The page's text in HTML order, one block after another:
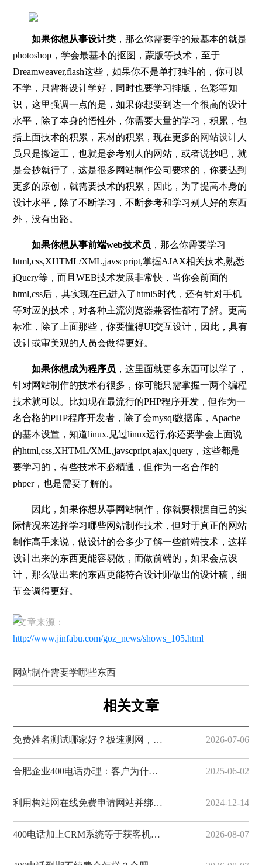
如果你想从事设计类 ，那么你需要学的最基本的就是
photoshop，学会最基本的抠图，蒙版等技术，至于
Dreamweaver,flash这些，如果你不是单打独斗的，你可以
不学，只需将设计学好，同时也要学习排版，色彩等知
识，这里强调一点的是，如果你想要到达一个很高的设计
水平，除了本身的悟性外，你需要大量的学习，积累，包
括上面技术的积累，素材的积累，现在更多的网站设计人
员只是搬运工，也就是参考别人的网站，或者说抄吧，就
是会抄就行了，这是很多网站制作公司要求的，你要达到
更多的原创，就需要技术的积累，因此，为了提高本身的
设计水平，除了不断学习，不断参考和学习别人好的东西
外，没有出路。
如果你想从事前端web技术员 ，那么你需要学习
html,css,XHTML/XML,javscpript,掌握AJAX相关技术,熟悉
jQuery等，而且WEB技术发展非常快，当你会前面的
html,css后，其实现在已进入了html5时代，还有针对手机
等对应的技术，对各种主流浏览器兼容性都有了解。更高
标准，除了上面那些，你要懂得UI交互设计，因此，具有
设计或审美观的人员会做得更好。
如果你想成为程序员 ，这里面就更多东西可以学了，
针对网站制作的技术有很多，你可能只需掌握一两个编程
技术就可以。比如现在最流行的PHP程序开发，但作为一
名合格的PHP程序开发者，除了会mysql数据库，Apache
的基本设置，知道linux.见过linux运行,你还要学会上面说
的html,css,XHTML/XML,javscpript,ajax,jquery，这些都是
要学习的，有些技术不必精通，但作为一名合作的
phper，也是需要了解的。
因此，如果你想从事网站制作，你就要根据自已的实
际情况来选择学习哪些网站制作技术，但对于真正的网站
制作高手来说，做设计的会多少了解一些前端技术，这样
设计出来的东西更能容易做，而做前端的，如果会点设
计，那么做出来的东西更能符合设计师做出的设计稿，细
节会调得更好。
▸文章来源：
http://www.jinfabu.com/goz_news/shows_105.html
网站制作需要学哪些东西
相关文章
免费姓名测试哪家好？极速测网，一键解锁姓名隐藏寓意 2026-07-06
合肥企业400电话办理：客户为什么更愿意拨打400电话 2025-06-02
利用构站网在线免费申请网站并绑定域名 2024-12-14
400电话加上CRM系统等于获客机器！合肥企业数字化转型，构站网帮您实现 2026-08-07